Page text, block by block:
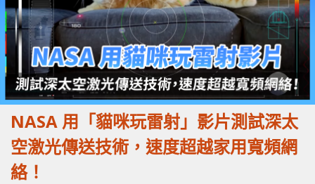
NASA 用「貓咪玩雷射」影片測試深太
空激光傳送技術，速度超越家用寬頻網
絡！